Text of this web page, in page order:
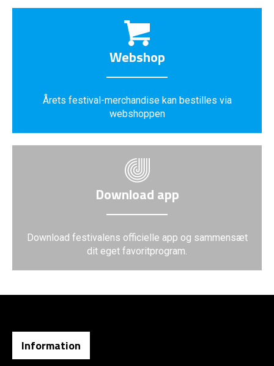
Webshop
Årets festival-merchandise kan bestilles via
webshoppen
Download app
Download festivalens officielle app og sammensæt
dit eget favoritprogram.
Information